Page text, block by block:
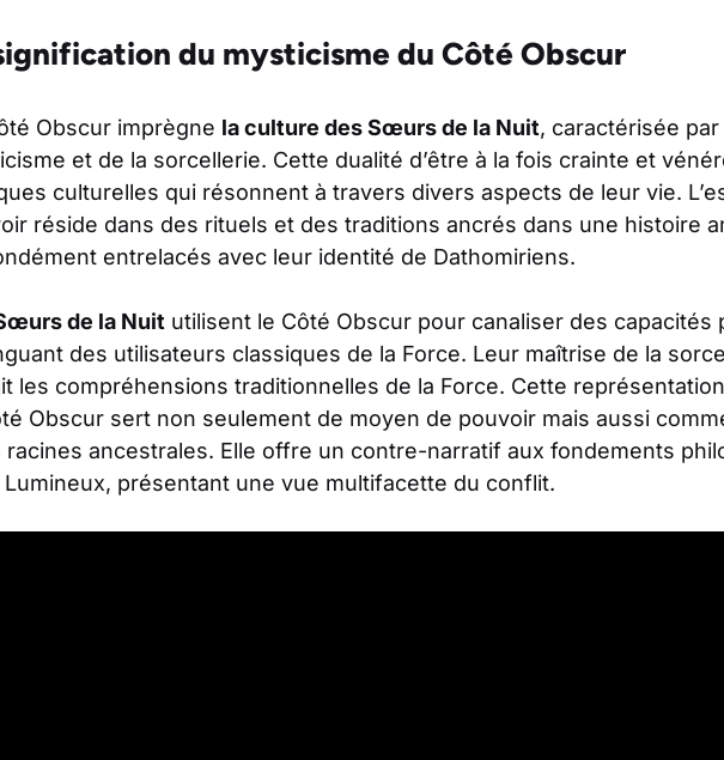
du mysticisme du Côté Obscur
Obscur imprègne la culture des Sœurs de la Nuit, caractérisée
et de la sorcellerie. Cette dualité d’être à la fois crainte et
culturelles qui résonnent à travers divers aspects de leur vie.
réside dans des rituels et des traditions ancrés dans une histoire
entrelacés avec leur identité de Dathomiriens.
de la Nuit utilisent le Côté Obscur pour canaliser des capacités
des utilisateurs classiques de la Force. Leur maîtrise de la
les compréhensions traditionnelles de la Force. Cette
Obscur sert non seulement de moyen de pouvoir mais aussi
racines ancestrales. Elle offre un contre-narratif aux fondements
Lumineux, présentant une vue multifacette du conflit.